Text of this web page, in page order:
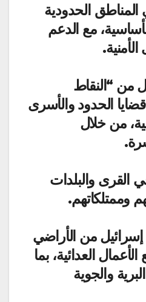
الحدودية
مع الدعم
من “النقاط
الحدود والأسرى
من خلال
القرى والبلدات
وممتلكاتهم.
من الأراضي
العدائية، بما
والجوية